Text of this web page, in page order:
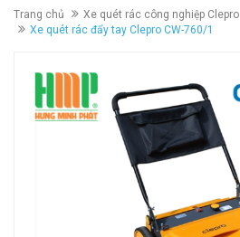
Trang chủ
Xe quét rác công nghiệp Clepro
Xe quét rác đẩy tay Clepro CW-760/1